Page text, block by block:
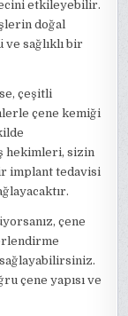
etkileyebilir.
doğal
ve sağlıklı bir
çeşitli
çene kemiği
hekimleri, sizin
implant tedavisi
çene
çene yapısı ve